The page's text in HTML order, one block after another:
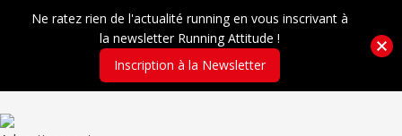
Ne ratez rien de l'actualité running en vous inscrivant à
la newsletter Running Attitude !
Inscription à la Newsletter